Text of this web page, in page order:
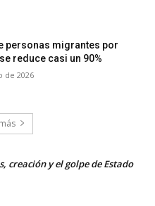
personas migrantes por
reduce casi un 90%
de 2026
creación y el golpe de Estado